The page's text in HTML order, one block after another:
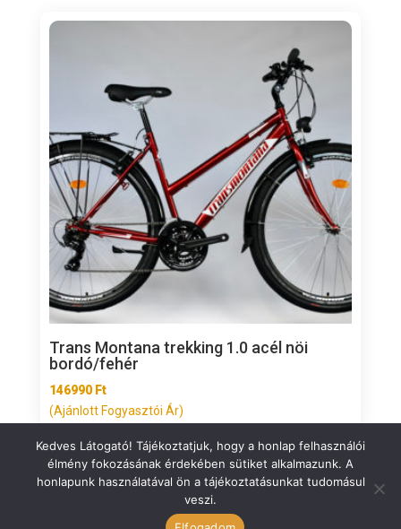
Trans Montana trekking 1.0 acél nöi
bordó/fehér
146990 Ft
(Ajánlott Fogyasztói Ár)
ÁSZF
Kedves Látogató! Tájékoztatjuk, hogy a honlap felhasználói
élmény fokozásának érdekében sütiket alkalmazunk. A
honlapunk használatával ön a tájékoztatásunkat tudomásul
veszi.